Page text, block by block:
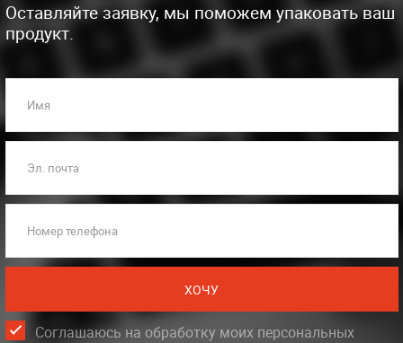
Оставляйте заявку, мы поможем упаковать ваш
продукт.
Имя
Эл. почта
Номер телефона
ХОЧУ
Соглашаюсь на обработку моих персональных